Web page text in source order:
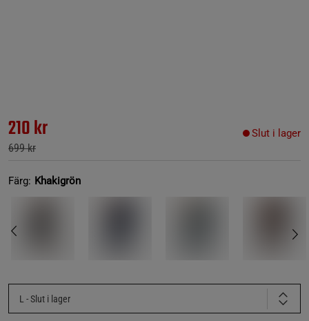
210 kr
699 kr
Slut i lager
Färg: Khakigrön
L - Slut i lager